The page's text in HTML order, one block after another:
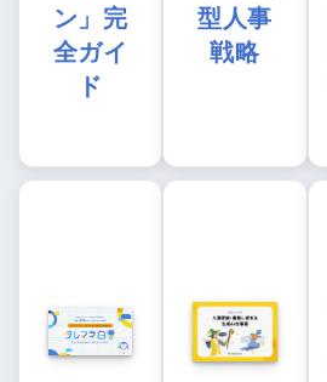
ン」完
全ガイ
ド
型人事
戦略